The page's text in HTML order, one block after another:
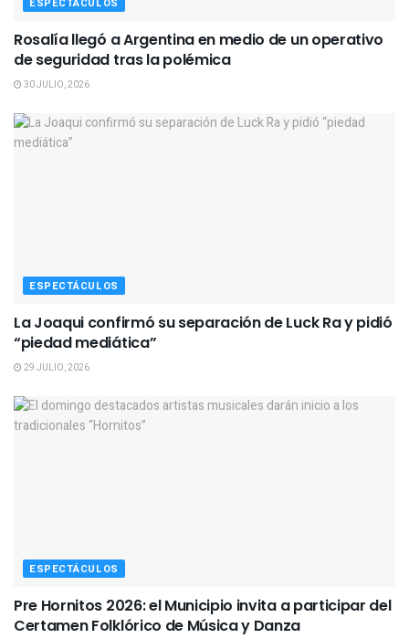
ESPECTÁCULOS
Rosalía llegó a Argentina en medio de un operativo
de seguridad tras la polémica
30 JULIO, 2026
ESPECTÁCULOS
La Joaqui confirmó su separación de Luck Ra y pidió
“piedad mediática”
29 JULIO, 2026
ESPECTÁCULOS
Pre Hornitos 2026: el Municipio invita a participar del
Certamen Folklórico de Música y Danza